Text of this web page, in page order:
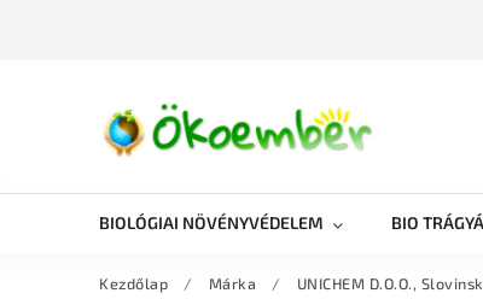
BIOLÓGIAI NÖVÉNYVÉDELEM BIO
Kezdőlap / Márka / UNICHEM D.O.O.,